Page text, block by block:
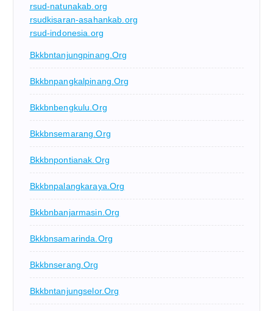
rsud-natunakab.org
rsudkisaran-asahankab.org
rsud-indonesia.org
Bkkbntanjungpinang.org
Bkkbnpangkalpinang.org
Bkkbnbengkulu.org
Bkkbnsemarang.org
Bkkbnpontianak.org
Bkkbnpalangkaraya.org
Bkkbnbanjarmasin.org
Bkkbnsamarinda.org
Bkkbnserang.org
Bkkbntanjungselor.org